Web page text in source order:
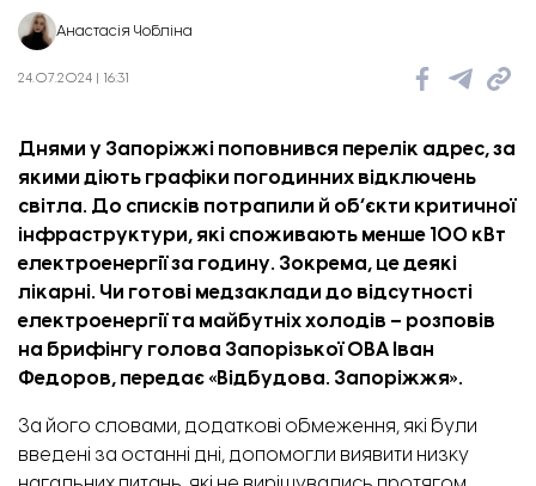
Фасад будинку на вул. Незалежності України, 67, що відновлюють
Анастасія Чобліна
24.07.2024 | 16:31
Днями у Запоріжжі поповнився перелік адрес, за
якими діють графіки погодинних відключень
світла. До списків потрапили й об’єкти критичної
інфраструктури, які споживають менше 100 кВт
електроенергії за годину. Зокрема, це деякі
лікарні. Чи готові медзаклади до відсутності
електроенергії та майбутніх холодів – розповів
на брифінгу голова Запорізької ОВА Іван
Федоров, передає «Відбудова. Запоріжжя».
За його словами, додаткові обмеження, які були
введені за останні дні, допомогли виявити низку